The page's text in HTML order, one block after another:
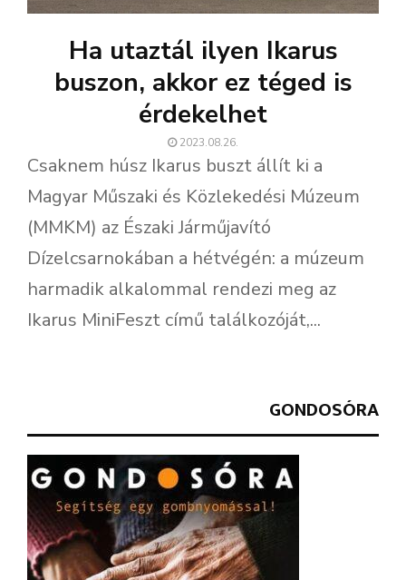
Ha utaztál ilyen Ikarus
buszon, akkor ez téged is
érdekelhet
2023.08.26.
Csaknem húsz Ikarus buszt állít ki a
Magyar Műszaki és Közlekedési Múzeum
(MMKM) az Északi Járműjavító
Dízelcsarnokában a hétvégén: a múzeum
harmadik alkalommal rendezi meg az
Ikarus MiniFeszt című találkozóját,...
GONDOSÓRA